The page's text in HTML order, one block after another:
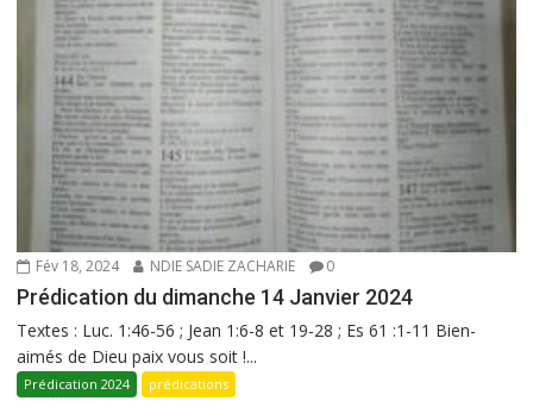
Fév 18, 2024 NDIE SADIE ZACHARIE 0
Prédication du dimanche 14 Janvier 2024
Textes : Luc. 1:46-56 ; Jean 1:6-8 et 19-28 ; Es 61 :1-11 Bien-
aimés de Dieu paix vous soit !...
Prédication 2024 prédications